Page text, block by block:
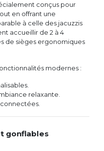
conçus pour
en offrant une
à celle des jacuzzis
accueillir de 2 à 4
de sièges ergonomiques
modernes :
relaxante.
gonflables